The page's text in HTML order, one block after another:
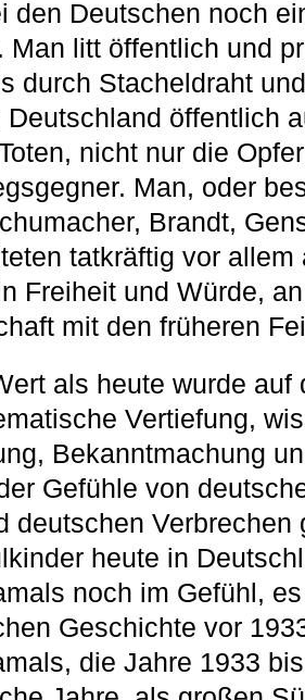
den Deutschen noch
Man litt öffentlich und
durch Stacheldraht
Deutschland öffentlich
nicht nur die
Man, oder
Brandt,
tatkräftig vor allem
Freiheit und Würde,
mit den früheren
als heute wurde auf
Vertiefung,
Bekanntmachung
Gefühle von
deutschen Verbrechen
heute in
noch im Gefühl,
Geschichte vor
die Jahre 1933